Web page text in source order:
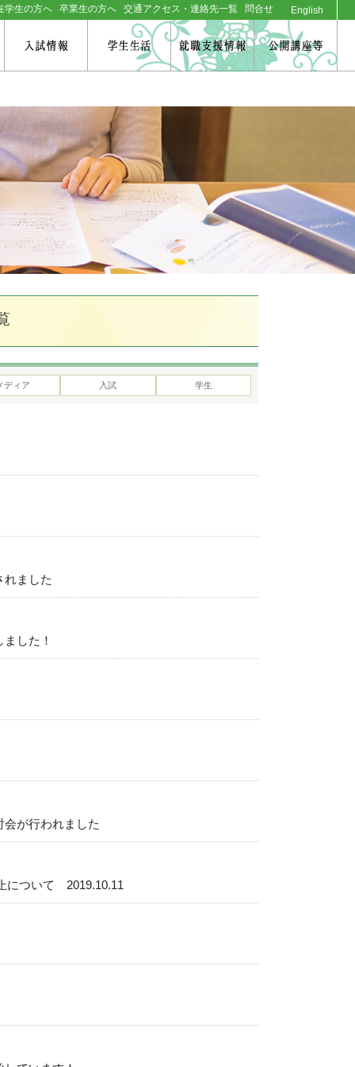
学生の方へ 卒業生の方へ 交通アクセス・連絡先一覧 問合せ English
大学院基本データ
キャンパス紹介
教育理念／指針
学則・規程等
申請書関連（設置認可等）
研究科案内
人間栄養学専攻概要
化粧ファッション学専攻概要
入試情報
募集要項：人間栄養学専攻
募集要項：化粧ファッション
学専攻
学生生活
運休等による臨時休講措置
履修方法
評価と認定
休学・復学・退学等
各種証明書・手続き
キャンパス ルール＆マナー
下宿について
日本学生支援機構奨学金
大阪樟蔭女子大学大学院奨学金
その他奨学金
について
委員会活動、学園祭の案内
就職支援情報
サービス利用について
主な就職先・就職情報
2013年度以前の公開講座
日本文化塾
ディア 入試 学生
れました
した！
会が行われました
について 2019.10.11